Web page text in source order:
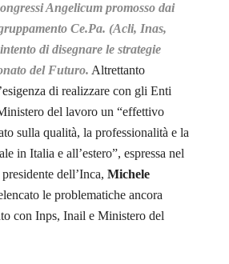
Angelicum promosso dai
Ce.Pa. (Acli, Inas,
di disegnare le strategie
del Futuro. Altrettanto
di realizzare con gli Enti
del lavoro un “effettivo
sulla qualità, la professionalità e la
in Italia e all’estero”, espressa nel
dell’Inca, Michele
le problematiche ancora
con Inps, Inail e Ministero del